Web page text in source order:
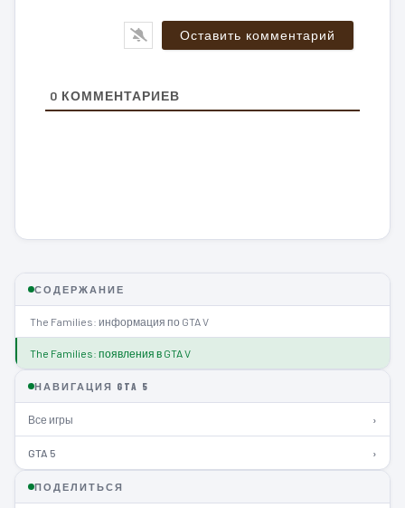
0 КОММЕНТАРИЕВ
СОДЕРЖАНИЕ
The Families: информация по GTA V
The Families: появления в GTA V
НАВИГАЦИЯ GTA 5
Все игры ›
GTA 5 ›
ПОДЕЛИТЬСЯ